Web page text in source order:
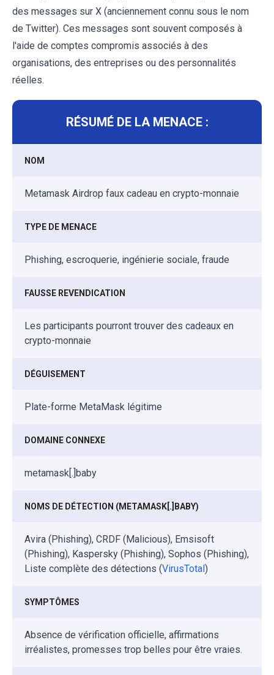
des messages sur X (anciennement connu sous le nom
de Twitter). Ces messages sont souvent composés à
l'aide de comptes compromis associés à des
organisations, des entreprises ou des personnalités
réelles.
RÉSUMÉ DE LA MENACE :
NOM
Metamask Airdrop faux cadeau en crypto-monnaie
TYPE DE MENACE
Phishing, escroquerie, ingénierie sociale, fraude
FAUSSE REVENDICATION
Les participants pourront trouver des cadeaux en
crypto-monnaie
DÉGUISEMENT
Plate-forme MetaMask légitime
DOMAINE CONNEXE
metamask[.]baby
NOMS DE DÉTECTION (METAMASK[.]BABY)
Avira (Phishing), CRDF (Malicious), Emsisoft
(Phishing), Kaspersky (Phishing), Sophos (Phishing),
Liste complète des détections (VirusTotal)
SYMPTÔMES
Absence de vérification officielle, affirmations
irréalistes, promesses trop belles pour être vraies.